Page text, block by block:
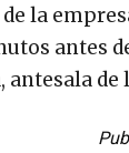
la
antes